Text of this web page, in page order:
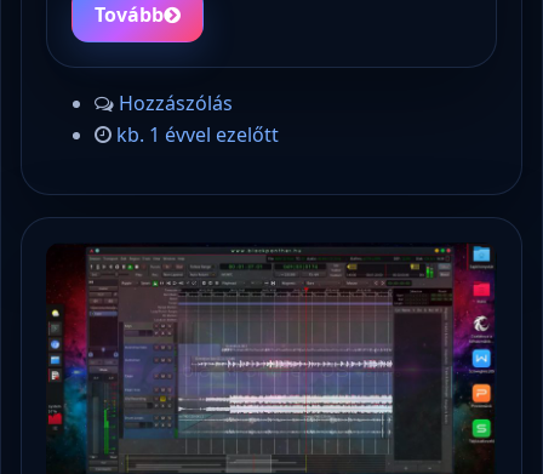
Tovább
Hozzászólás
kb. 1 évvel ezelőtt